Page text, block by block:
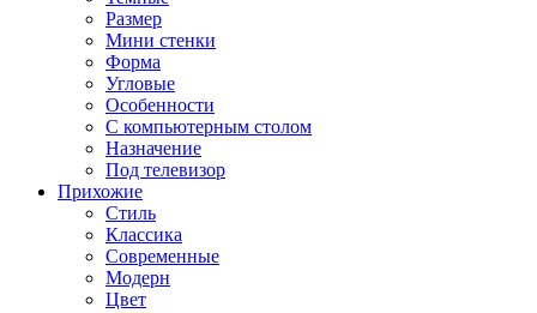
Размер
Мини стенки
Форма
Угловые
Особенности
С компьютерным столом
Назначение
Под телевизор
Прихожие
Стиль
Классика
Современные
Модерн
Цвет